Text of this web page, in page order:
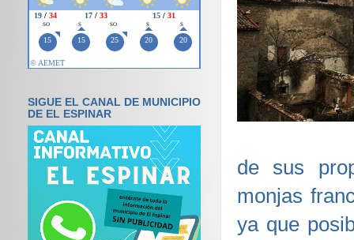
de sus
monjas
ya que
SIGUE EL CANAL DE MUNICIPIO
DE EL ESPINAR